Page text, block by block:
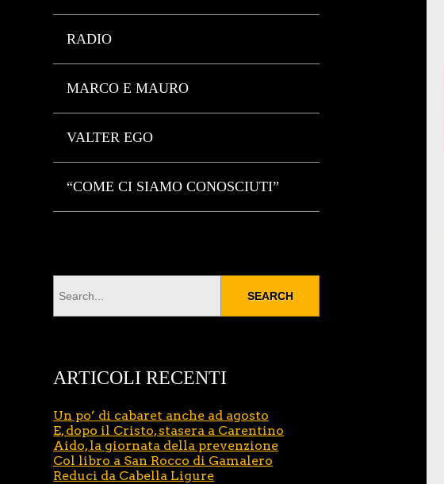
RADIO
MARCO E MAURO
VALTER EGO
“COME CI SIAMO CONOSCIUTI”
ARTICOLI RECENTI
Un po’ di cabaret anche ad agosto
E, dopo il Cristo, stasera a Carentino
Aido, la giornata della prevenzione
Col libro a San Rocco di Gamalero
Reduci da Cabella Ligure